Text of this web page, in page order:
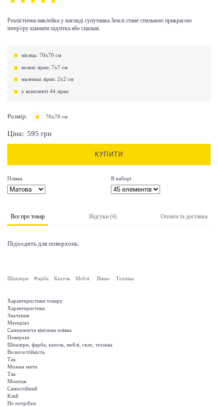
Реалістична наклейка у вигляді супутника Землі стане стильною прикрасою
інтер'єру кімнати підлітка або спальні.
місяць: 70х70 см
великі зірки: 7х7 см
маленькі зірки: 2х2 см
у комплекті 44 зірки
Розмір: 70х70 см
Ціна: 595 грн
КУПИТИ
Плівка В наборі
Все про товар Відгуки (4) Оплата та доставка
Підходить для поверхонь:
Шпалери Фарба Кахель Меблі Вікна Техніка
Характеристики товару
Характеристика
Значення
Матеріал
Самоклеюча вінілова плівка
Поверхні
Шпалери, фарба, кахель, меблі, скло, техніка
Вологостійкість
Так
Можна мити
Так
Монтаж
Самостійний
Клей
Не потрібен